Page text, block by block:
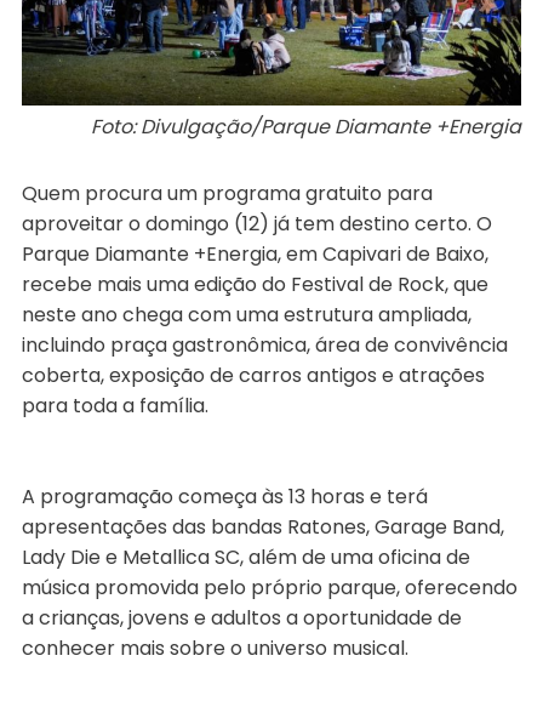
Foto: Divulgação/Parque Diamante +Energia
Quem procura um programa gratuito para
aproveitar o domingo (12) já tem destino certo. O
Parque Diamante +Energia, em Capivari de Baixo,
recebe mais uma edição do Festival de Rock, que
neste ano chega com uma estrutura ampliada,
incluindo praça gastronômica, área de convivência
coberta, exposição de carros antigos e atrações
para toda a família.
A programação começa às 13 horas e terá
apresentações das bandas Ratones, Garage Band,
Lady Die e Metallica SC, além de uma oficina de
música promovida pelo próprio parque, oferecendo
a crianças, jovens e adultos a oportunidade de
conhecer mais sobre o universo musical.